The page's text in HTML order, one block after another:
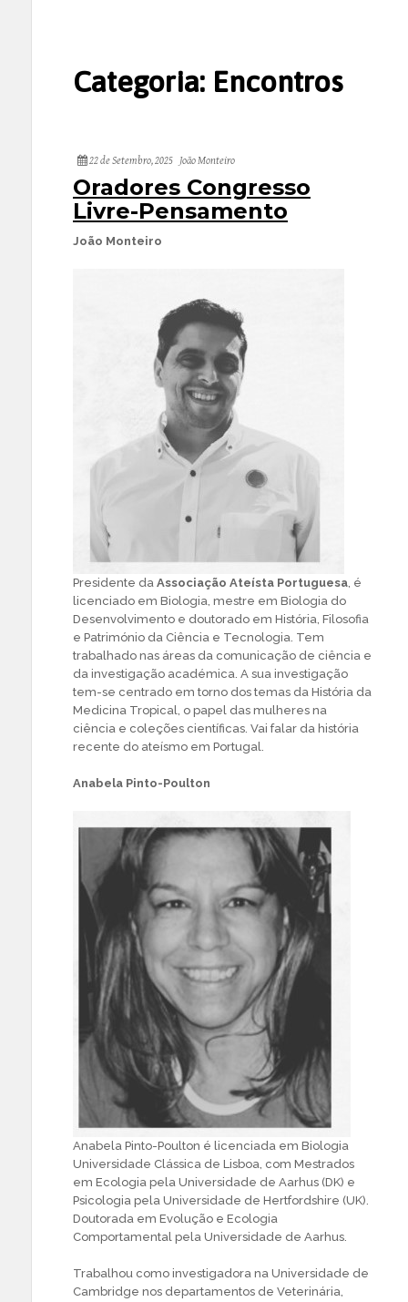
Categoria: Encontros
22 de Setembro, 2025 João Monteiro
Oradores Congresso
Livre-Pensamento
João Monteiro
Presidente da Associação Ateísta Portuguesa, é
licenciado em Biologia, mestre em Biologia do
Desenvolvimento e doutorado em História, Filosofia
e Património da Ciência e Tecnologia. Tem
trabalhado nas áreas da comunicação de ciência e
da investigação académica. A sua investigação
tem-se centrado em torno dos temas da História da
Medicina Tropical, o papel das mulheres na
ciência e coleções científicas. Vai falar da história
recente do ateísmo em Portugal.
Anabela Pinto-Poulton
Anabela Pinto-Poulton é licenciada em Biologia
Universidade Clássica de Lisboa, com Mestrados
em Ecologia pela Universidade de Aarhus (DK) e
Psicologia pela Universidade de Hertfordshire (UK).
Doutorada em Evolução e Ecologia
Comportamental pela Universidade de Aarhus.
Trabalhou como investigadora na Universidade de
Cambridge nos departamentos de Veterinária,